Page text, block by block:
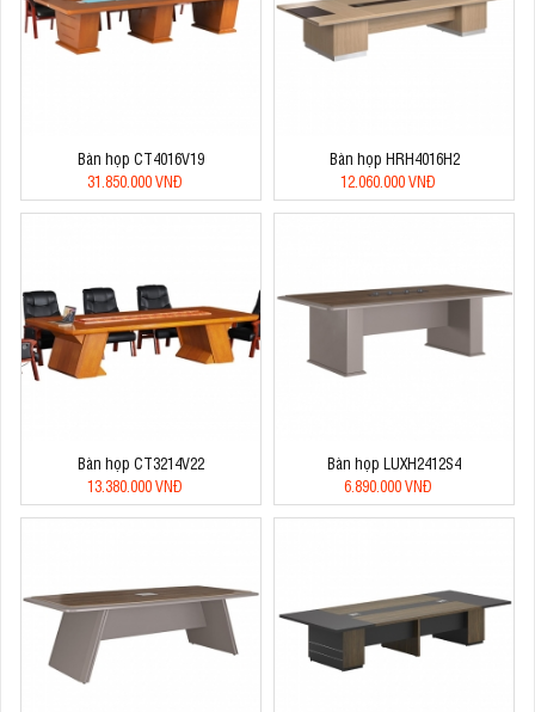
Bàn họp CT4016V19
31.850.000 VNĐ
Bàn họp HRH4016H2
12.060.000 VNĐ
Bàn họp CT3214V22
13.380.000 VNĐ
Bàn họp LUXH2412S4
6.890.000 VNĐ